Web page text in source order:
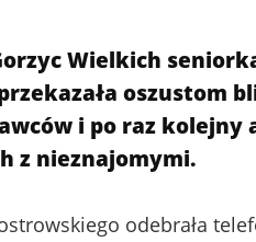
Wielkich
oszustom
i po raz kolejny
z nieznajomymi.
odebrała